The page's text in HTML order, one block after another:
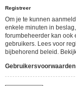
Registreer
Om je te kunnen
enkele minuten in
forumbeheerder kan ook
gebruikers. Lees voor
bijbehorend beleid.
Gebruikersvoorwaarden